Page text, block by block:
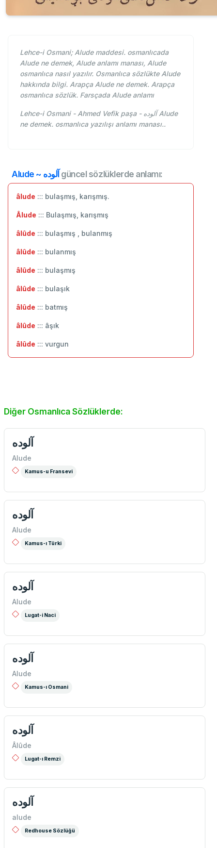
Lehce-i Osmani; Alude maddesi. osmanlıcada
Alude ne demek, Alude anlamı manası, Alude
osmanlıca nasıl yazılır. Osmanlıca sözlükte Alude
hakkında bilgi. Arapça Alude ne demek. Arapça
osmanlıca sözlük. Farsçada Alude anlamı
Lehce-i Osmani - Ahmed Vefik paşa - آلوده Alude
ne demek. osmanlıca yazılışı anlamı manası..
Alude ~ آلوده güncel sözlüklerde anlamı:
âlude ::: bulaşmış, karışmış.
Âlude ::: Bulaşmış, karışmış
âlûde ::: bulaşmış , bulanmış
âlûde ::: ‬bulanmış
âlûde ::: bulaşmış
âlûde ::: bulaşık
âlûde ::: batmış
âlûde ::: âşık
âlûde ::: vurgun
Diğer Osmanlıca Sözlüklerde:
آلوده
Alude
Kamus-u Fransevi
آلوده
Alude
Kamus-ı Türki
آلوده
Alude
Lugat-i Naci
آلوده
Alude
Kamus-ı Osmani
آلوده
Âlûde
Lugat-ı Remzi
آلوده
alude
Redhouse Sözlüğü